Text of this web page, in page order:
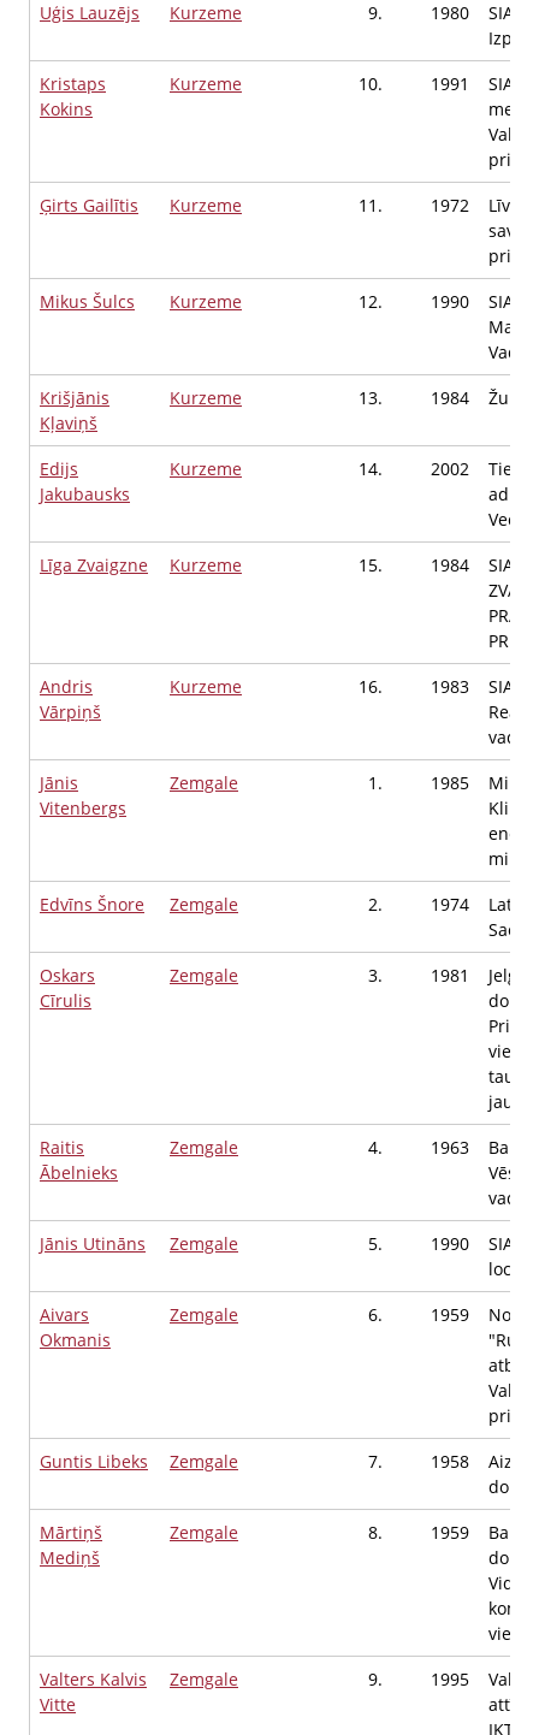
Uģis Lauzējs
Kurzeme 9. 1980
SIA
Kristaps
Kokins
Kurzeme 10. 1991
SIA
Ģirts Gailītis
Kurzeme 11. 1972
Līvu
Mikus Šulcs
Kurzeme 12. 1990
SIA
Krišjānis
Kļaviņš
Kurzeme 13. 1984
Edijs
Jakubausks
Kurzeme 14. 2002
Tiesu
Līga Zvaigzne
Kurzeme 15. 1984
SIA
Andris
Vārpiņš
Kurzeme 16. 1983
SIA
Jānis
Vitenbergs
Zemgale 1. 1985
Edvīns Šnore
Zemgale 2. 1974
Oskars
Cīrulis
Zemgale 3. 1981
dome,
Raitis
Ābelnieks
Zemgale 4. 1963
Jānis Utināns
Zemgale 5. 1990
SIA
Aivars
Okmanis
Zemgale 6. 1959
Guntis Libeks
Zemgale 7. 1958
Mārtiņš
Mediņš
Zemgale 8. 1959
Vides
Valters Kalvis
Vitte
Zemgale 9. 1995
IKT